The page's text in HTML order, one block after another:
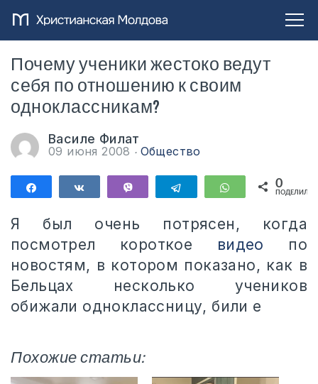
Почему ученики жестоко ведут
себя по отношению к своим
одноклассникам?
Василе Филат
09 июня 2008 Общество
ПоделитьсяПоделиться Telegram WhatsApp
0
Я был очень потрясен, когда
посмотрел короткое видео по
новостям, в котором показано, как в
Бельцах несколько учеников
обижали одноклассницу, били е
Похожие статьи: